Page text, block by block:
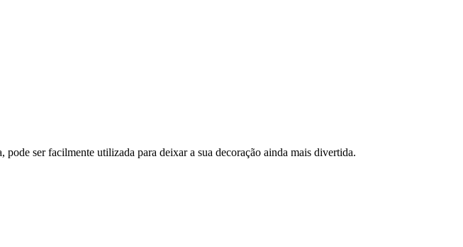
ser facilmente utilizada para deixar a sua decoração ainda mais divertida.